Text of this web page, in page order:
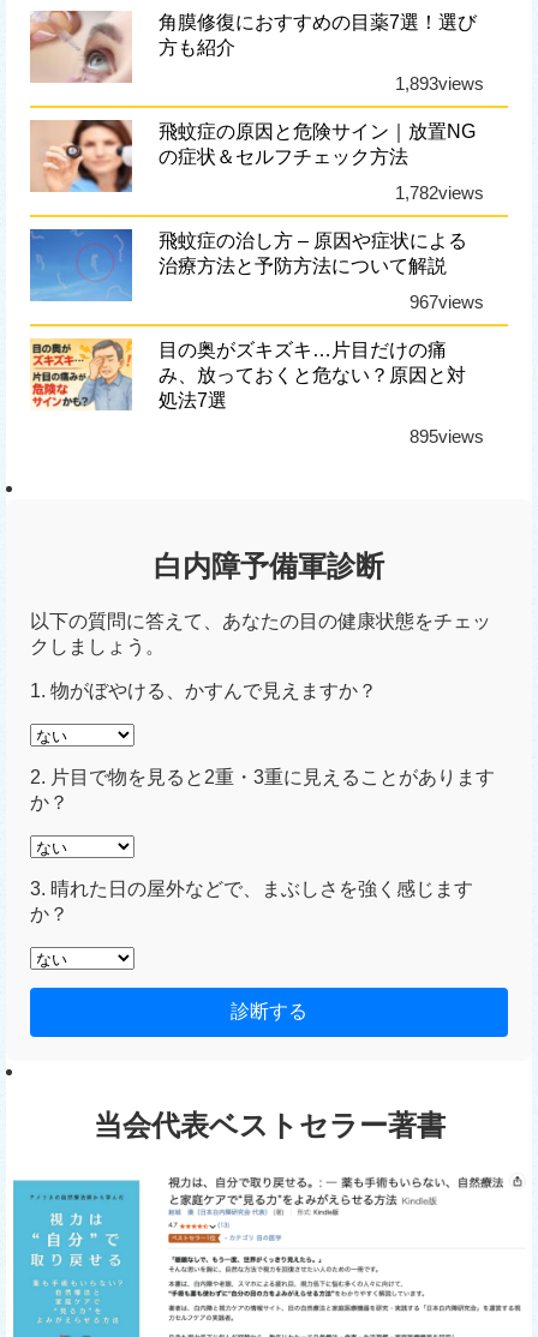
角膜修復におすすめの目薬7選！選び
方も紹介
1,893views
飛蚊症の原因と危険サイン｜放置NG
の症状＆セルフチェック方法
1,782views
飛蚊症の治し方 – 原因や症状による
治療方法と予防方法について解説
967views
目の奥がズキズキ…片目だけの痛
み、放っておくと危ない？原因と対
処法7選
895views
白内障予備軍診断
以下の質問に答えて、あなたの目の健康状態をチェッ
クしましょう。
1. 物がぼやける、かすんで見えますか？
2. 片目で物を見ると2重・3重に見えることがあります
か？
3. 晴れた日の屋外などで、まぶしさを強く感じます
か？
診断する
当会代表ベストセラー著書